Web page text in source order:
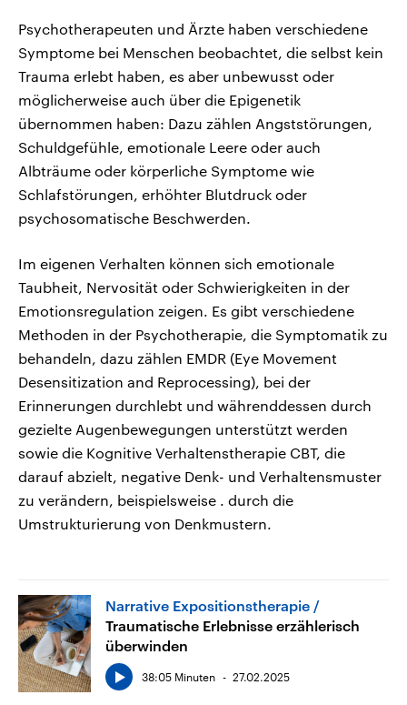
Psychotherapeuten und Ärzte haben verschiedene
Symptome bei Menschen beobachtet, die selbst kein
Trauma erlebt haben, es aber unbewusst oder
möglicherweise auch über die Epigenetik
übernommen haben: Dazu zählen Angststörungen,
Schuldgefühle, emotionale Leere oder auch
Albträume oder körperliche Symptome wie
Schlafstörungen, erhöhter Blutdruck oder
psychosomatische Beschwerden.
Im eigenen Verhalten können sich emotionale
Taubheit, Nervosität oder Schwierigkeiten in der
Emotionsregulation zeigen. Es gibt verschiedene
Methoden in der Psychotherapie, die Symptomatik zu
behandeln, dazu zählen EMDR (Eye Movement
Desensitization and Reprocessing), bei der
Erinnerungen durchlebt und währenddessen durch
gezielte Augenbewegungen unterstützt werden
sowie die Kognitive Verhaltenstherapie CBT, die
darauf abzielt, negative Denk- und Verhaltensmuster
zu verändern, beispielsweise . durch die
Umstrukturierung von Denkmustern.
Narrative Expositionstherapie
Traumatische Erlebnisse erzählerisch
überwinden
38:05 Minuten 27.02.2025